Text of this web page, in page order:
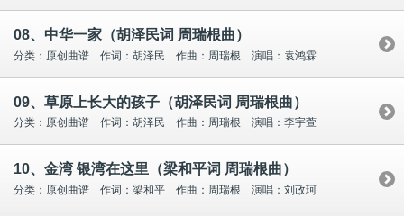
08、中华一家（胡泽民词 周瑞根曲）
分类：原创曲谱 作词：胡泽民 作曲：周瑞根 演唱：袁鸿霖
09、草原上长大的孩子（胡泽民词 周瑞根曲）
分类：原创曲谱 作词：胡泽民 作曲：周瑞根 演唱：李宇萱
10、金湾 银湾在这里（梁和平词 周瑞根曲）
分类：原创曲谱 作词：梁和平 作曲：周瑞根 演唱：刘政珂